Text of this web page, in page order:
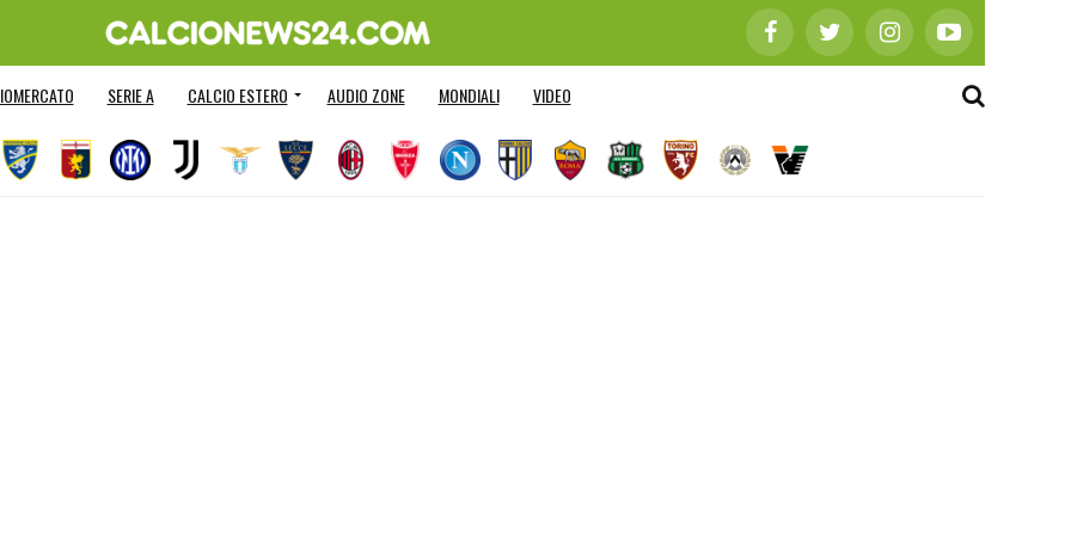
SERIE A CALCIO ESTERO AUDIO ZONE MONDIALI VIDEO